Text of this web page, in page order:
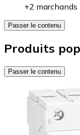
+2 marchands
Passer le contenu
Produits
Passer le contenu